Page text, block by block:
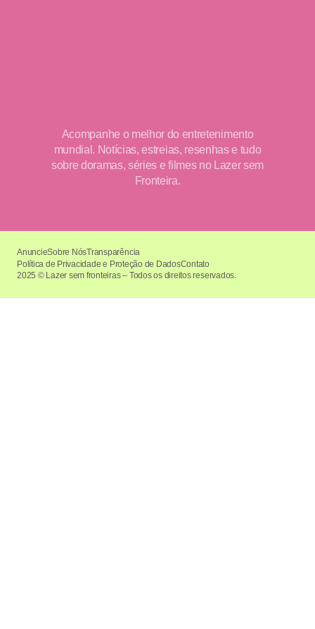
Acompanhe o melhor do entretenimento
mundial. Notícias, estreias, resenhas e tudo
sobre doramas, séries e filmes no Lazer sem
Fronteira.
2025 © Lazer sem fronteiras – Todos os direitos reservados.
AnuncieSobre NósTransparência
Política de Privacidade e Proteção de DadosContato